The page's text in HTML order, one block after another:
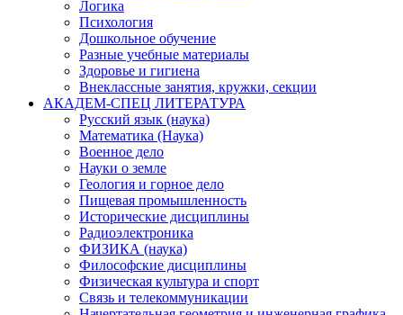
Логика
Психология
Дошкольное обучение
Разные учебные материалы
Здоровье и гигиена
Внеклассные занятия, кружки, секции
АКАДЕМ-СПЕЦ ЛИТЕРАТУРА
Русский язык (наука)
Математика (Наука)
Военное дело
Науки о земле
Геология и горное дело
Пищевая промышленность
Исторические дисциплины
Радиоэлектроника
ФИЗИКА (наука)
Философские дисциплины
Физическая культура и спорт
Связь и телекоммуникации